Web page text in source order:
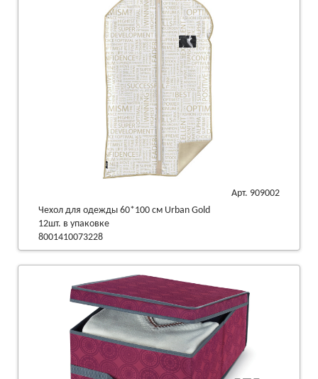
Арт. 909002
Чехол для одежды 60*100 см Urban Gold
12шт. в упаковке
8001410073228